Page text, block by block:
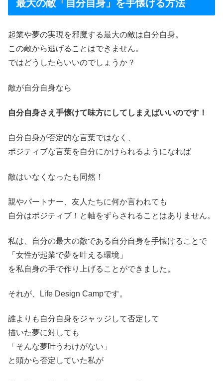
最大の敵「自分自身」を手懐ける方法
起業や夢の実現を邪魔する最大の敵は自分自身。
この敵から逃げることはできません。
ではどうしたらいいのでしょうか？
敵が自分自身なら
自分自身さえ手懐けて味方にしてしまえばいいのです！
自分自身が否定的な言葉ではなく、
ポジティブな言葉を自分にかけられるようになれば
敵はいなくなったも同然！
親やパートナー、友人たちに何か言われても
自分はポジティブ！と軸をずらされることはありません。
私は、自分の最大の敵である自分自身を手懐けることで
「女性が起業で夢を叶える環境」
を私自身の手で作り上げることができました。
それが、Life Design Campです。
誰よりも自分自身をジャッジして否定して
描いた夢に対しても
「そんな夢叶うわけがない」
と頭から否定していた私が